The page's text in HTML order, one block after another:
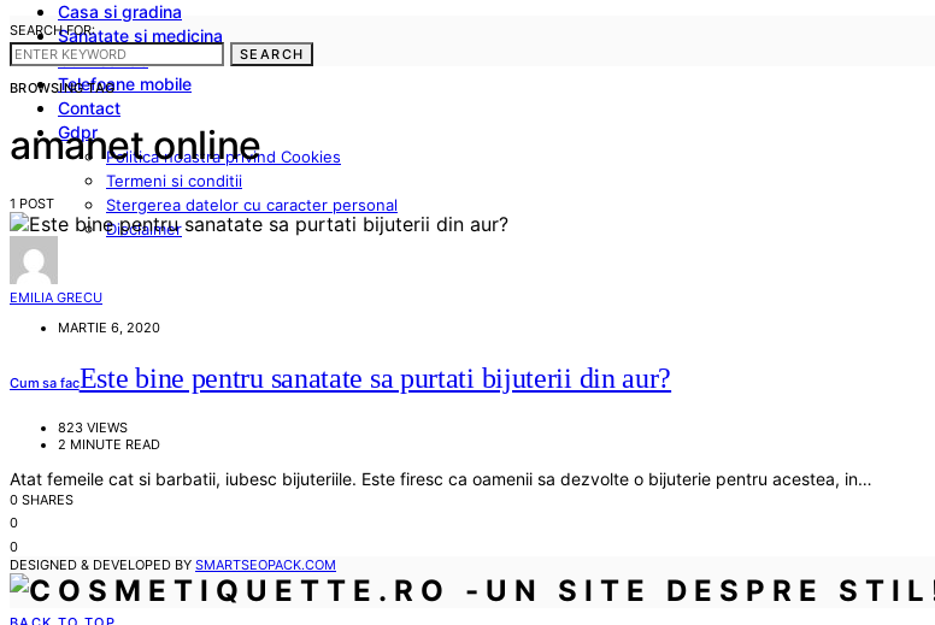
Casa si gradina
Sanatate si medicina
Cum sa fac
Telefoane mobile
Contact
Gdpr
Politica noastra privind Cookies
Termeni si conditii
Stergerea datelor cu caracter personal
Disclaimer
SEARCH FOR:
SEARCH
BROWSING TAG
amanet online
1 POST
EMILIA GRECU
MARTIE 6, 2020
Cum sa facEste bine pentru sanatate sa purtati bijuterii din aur?
823 VIEWS
2 MINUTE READ
Atat femeile cat si barbatii, iubesc bijuteriile. Este firesc ca oamenii sa dezvolte o bijuterie pentru acestea, in…
0 SHARES
0
0
DESIGNED & DEVELOPED BY SMARTSEOPACK.COM